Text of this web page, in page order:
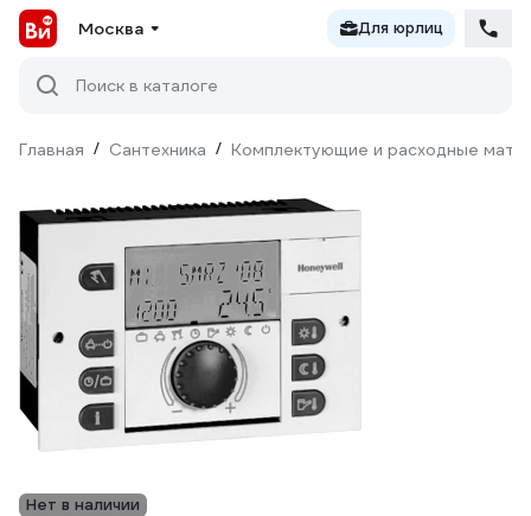
Москва Для юрлиц
Поиск в каталоге
Главная / Сантехника / Комплектующие и расходные
Нет в наличии